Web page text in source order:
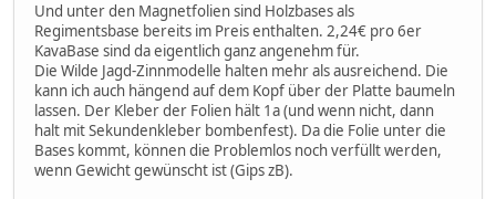
Und unter den Magnetfolien sind Holzbases als
Regimentsbase bereits im Preis enthalten. 2,24€ pro 6er
KavaBase sind da eigentlich ganz angenehm für.
Die Wilde Jagd-Zinnmodelle halten mehr als ausreichend. Die
kann ich auch hängend auf dem Kopf über der Platte baumeln
lassen. Der Kleber der Folien hält 1a (und wenn nicht, dann
halt mit Sekundenkleber bombenfest). Da die Folie unter die
Bases kommt, können die Problemlos noch verfüllt werden,
wenn Gewicht gewünscht ist (Gips zB).